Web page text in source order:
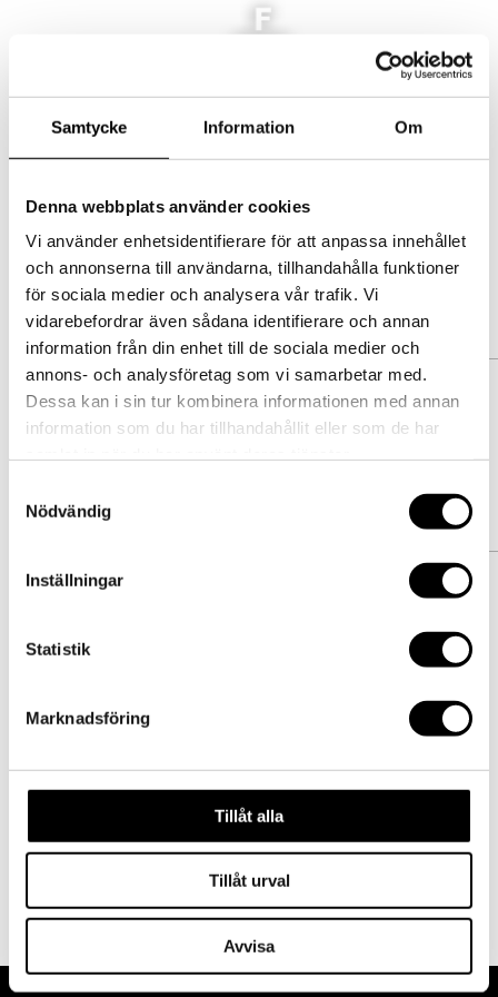
Samtycke Information Om
Denna webbplats använder cookies
Vi använder enhetsidentifierare för att anpassa innehållet
och annonserna till användarna, tillhandahålla funktioner
för sociala medier och analysera vår trafik. Vi
vidarebefordrar även sådana identifierare och annan
information från din enhet till de sociala medier och
annons- och analysföretag som vi samarbetar med.
Dessa kan i sin tur kombinera informationen med annan
information som du har tillhandahållit eller som de har
Nödvändig
Inställningar
Statistik
Marknadsföring
Tillåt alla
Tillåt urval
Avvisa
AKTUELLT
EVENT/KONFERENS
FEST/BRÖLLOP
KONTAKT
Select Page
LOKAL
EVENT/KONFERENS
FEST/BRÖLLOP
KONTAKT
byadmin| 2014-12-08|0 comments
Submit a Comment
Your email address will not be
published. Required fields are
marked*
Save my name, email, and website
in this browser for the next time I
comment.
Designed byElegant Themes|